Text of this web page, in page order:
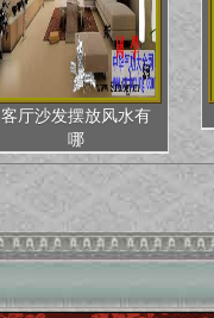
客厅沙发摆放风水有
哪